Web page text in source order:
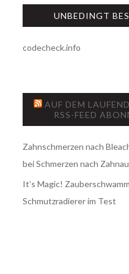
UNBEDINGT
codecheck.info
AUF DEM
RSS-FEED
Zahnschmerzen nach
bei Schmerzen nach
It’s Magic!
Schmutzradierer im Test